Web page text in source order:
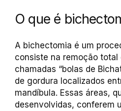
O que é
A bichectomia é um
consiste na remoção total
chamadas “bolas de
de gordura localizados
mandíbula. Essas áreas,
desenvolvidas, conferem